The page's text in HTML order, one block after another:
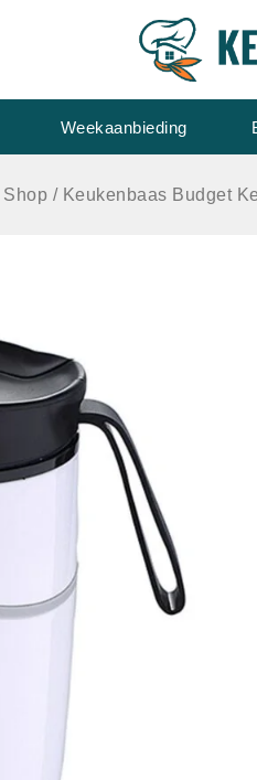
Weekaanbieding
Shop / Keukenbaas Budget